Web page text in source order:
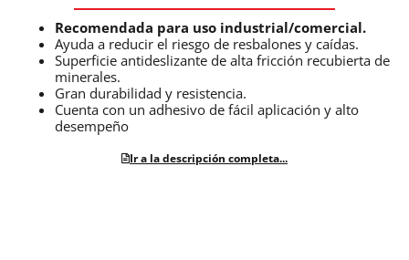
Recomendada para uso industrial/comercial.
Ayuda a reducir el riesgo de resbalones y caídas.
Superficie antideslizante de alta fricción recubierta de
minerales.
Gran durabilidad y resistencia.
Cuenta con un adhesivo de fácil aplicación y alto
desempeño
Ir a la descripción completa...